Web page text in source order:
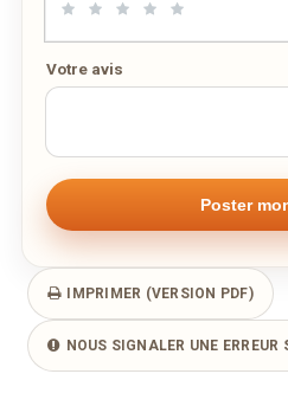
Votre avis
IMPRIMER (VERSION PDF)
NOUS SIGNALER UNE ERREUR